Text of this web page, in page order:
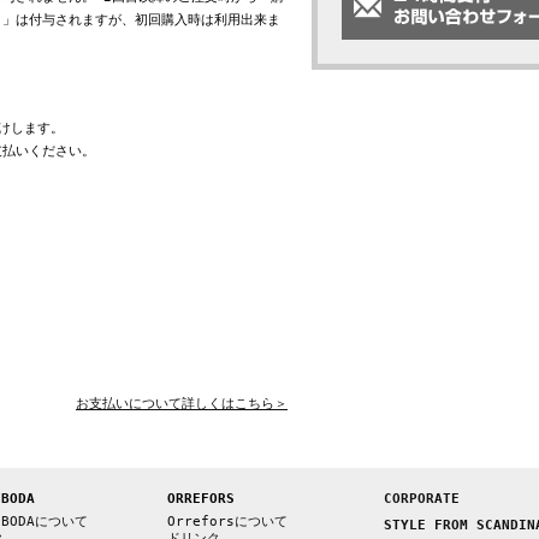
は付与されますが、初回購入時は利用出来ま
します。
いください。
お支払いについて詳しくはこちら＞
について
ORREFORS
Orreforsについて
CORPORATE
STYLE FROM